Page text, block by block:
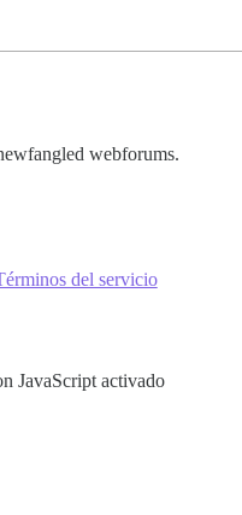
webforums.
del servicio
JavaScript activado